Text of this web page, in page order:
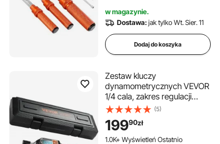
w magazynie.
Dostawa:jak tylko Wt. Sier. 11
Dodaj do koszyka
Zestaw kluczy
dynamometrycznych VEVOR
1/4 cala, zakres regulacji
momentu obrotowego 0,3-8
Nm, przyrosty co 1 cal-funt.
Zestaw wkrętaków
dynamometrycznych, wierteł
(5)
19990zł
1.0K+ Wyświetleń Ostatnio